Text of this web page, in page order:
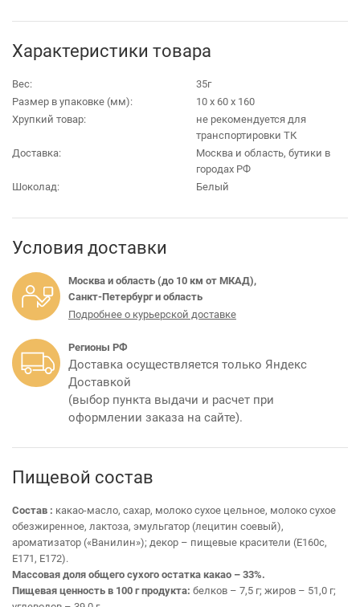
Характеристики товара
Вес:
35г
Размер в упаковке (мм):
10 х 60 х 160
Хрупкий товар:
не рекомендуется для
транспортировки ТК
Доставка:
Москва и область, бутики в
городах РФ
Шоколад:
Белый
Условия доставки
Москва и область (до 10 км от МКАД),
Санкт-Петербург и область
Подробнее о курьерской доставке
Регионы РФ
Доставка осуществляется только Яндекс
Доставкой
(выбор пункта выдачи и расчет при
оформлении заказа на сайте).
Пищевой состав
Состав : какао-масло, сахар, молоко сухое цельное, молоко сухое
обезжиренное, лактоза, эмульгатор (лецитин соевый),
ароматизатор («Ванилин»); декор – пищевые красители (Е160с,
Е171, Е172).
Массовая доля общего сухого остатка какао – 33%.
Пищевая ценность в 100 г продукта: белков – 7,5 г; жиров – 51,0 г;